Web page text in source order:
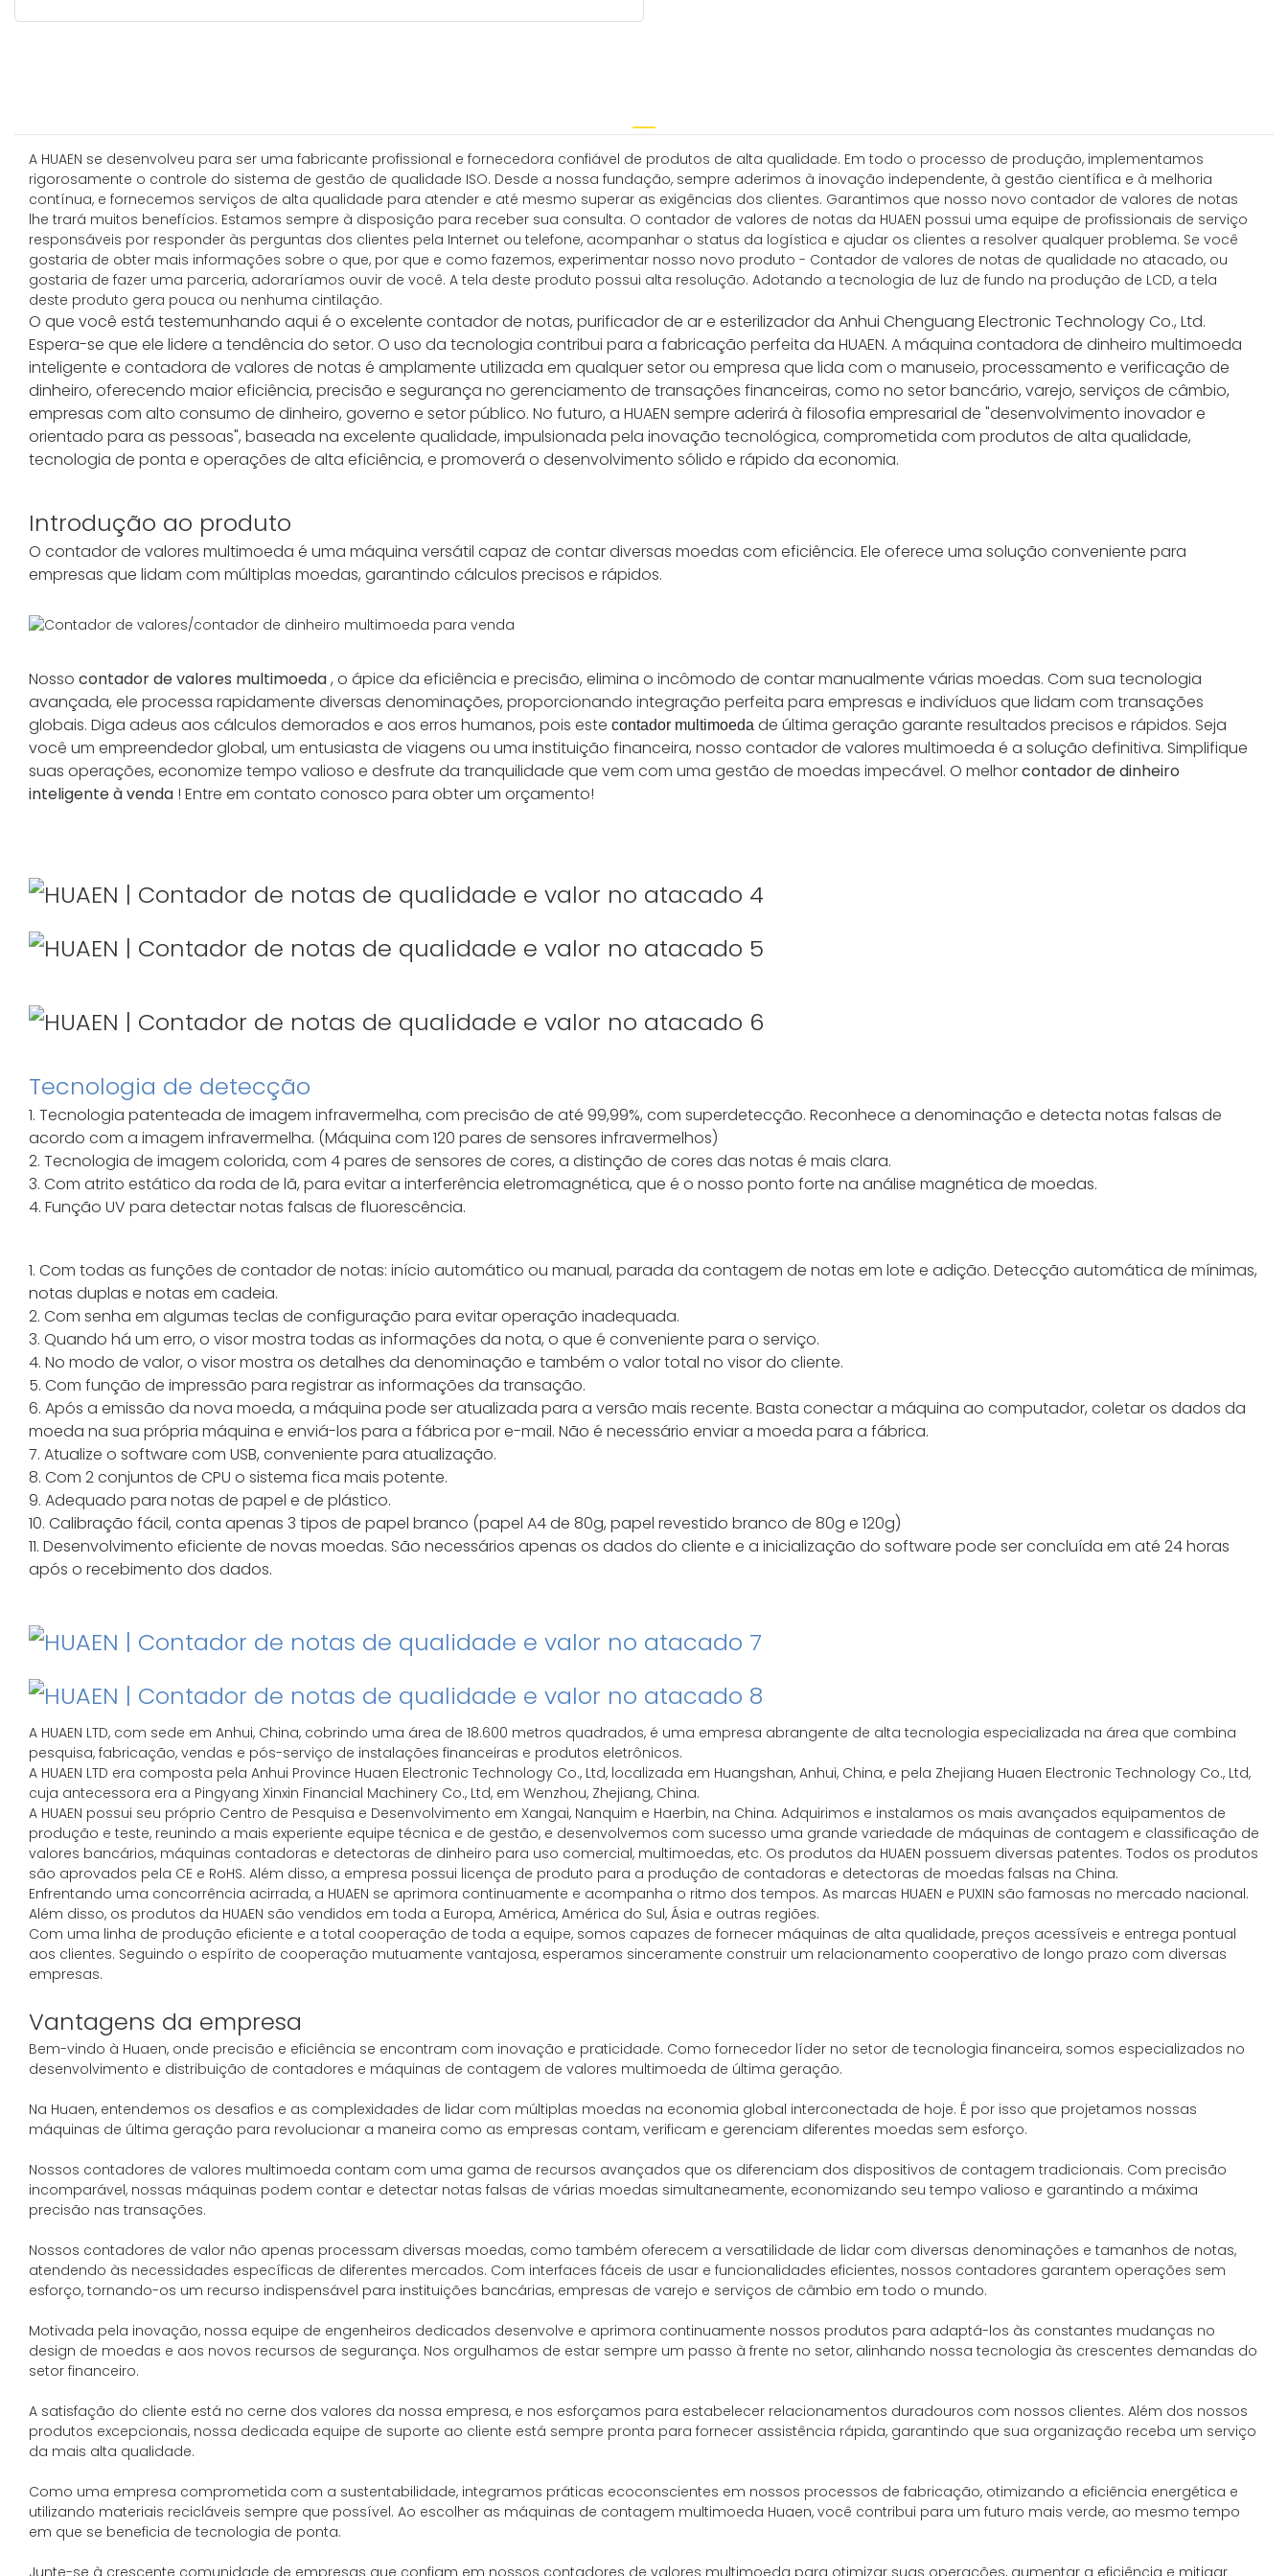
A HUAEN se desenvolveu para ser uma fabricante profissional e fornecedora confiável de produtos de alta qualidade. Em todo o processo de produção, implementamos
rigorosamente o controle do sistema de gestão de qualidade ISO. Desde a nossa fundação, sempre aderimos à inovação independente, à gestão científica e à melhoria
contínua, e fornecemos serviços de alta qualidade para atender e até mesmo superar as exigências dos clientes. Garantimos que nosso novo contador de valores de notas
lhe trará muitos benefícios. Estamos sempre à disposição para receber sua consulta. O contador de valores de notas da HUAEN possui uma equipe de profissionais de serviço
responsáveis ​​por responder às perguntas dos clientes pela Internet ou telefone, acompanhar o status da logística e ajudar os clientes a resolver qualquer problema. Se você
gostaria de obter mais informações sobre o que, por que e como fazemos, experimentar nosso novo produto - Contador de valores de notas de qualidade no atacado, ou
gostaria de fazer uma parceria, adoraríamos ouvir de você. A tela deste produto possui alta resolução. Adotando a tecnologia de luz de fundo na produção de LCD, a tela
deste produto gera pouca ou nenhuma cintilação.
O que você está testemunhando aqui é o excelente contador de notas, purificador de ar e esterilizador da Anhui Chenguang Electronic Technology Co., Ltd.
Espera-se que ele lidere a tendência do setor. O uso da tecnologia contribui para a fabricação perfeita da HUAEN. A máquina contadora de dinheiro multimoeda
inteligente e contadora de valores de notas é amplamente utilizada em qualquer setor ou empresa que lida com o manuseio, processamento e verificação de
dinheiro, oferecendo maior eficiência, precisão e segurança no gerenciamento de transações financeiras, como no setor bancário, varejo, serviços de câmbio,
empresas com alto consumo de dinheiro, governo e setor público. No futuro, a HUAEN sempre aderirá à filosofia empresarial de "desenvolvimento inovador e
orientado para as pessoas", baseada na excelente qualidade, impulsionada pela inovação tecnológica, comprometida com produtos de alta qualidade,
tecnologia de ponta e operações de alta eficiência, e promoverá o desenvolvimento sólido e rápido da economia.
Introdução ao produto
O contador de valores multimoeda é uma máquina versátil capaz de contar diversas moedas com eficiência. Ele oferece uma solução conveniente para
empresas que lidam com múltiplas moedas, garantindo cálculos precisos e rápidos.
Nosso contador de valores multimoeda, o ápice da eficiência e precisão, elimina o incômodo de contar manualmente várias moedas. Com sua tecnologia
avançada, ele processa rapidamente diversas denominações, proporcionando integração perfeita para empresas e indivíduos que lidam com transações
globais. Diga adeus aos cálculos demorados e aos erros humanos, pois este contador multimoeda de última geração garante resultados precisos e rápidos. Seja
você um empreendedor global, um entusiasta de viagens ou uma instituição financeira, nosso contador de valores multimoeda é a solução definitiva. Simplifique
suas operações, economize tempo valioso e desfrute da tranquilidade que vem com uma gestão de moedas impecável. O melhorcontador de dinheiro
inteligente à venda ! Entre em contato conosco para obter um orçamento!
Tecnologia de detecção
1. Tecnologia patenteada de imagem infravermelha, com precisão de até 99,99%, com superdetecção. Reconhece a denominação e detecta notas falsas de
acordo com a imagem infravermelha. (Máquina com 120 pares de sensores infravermelhos)
2. Tecnologia de imagem colorida, com 4 pares de sensores de cores, a distinção de cores das notas é mais clara.
3. Com atrito estático da roda de lã, para evitar a interferência eletromagnética, que é o nosso ponto forte na análise magnética de moedas.
4. Função UV para detectar notas falsas de fluorescência.
1. Com todas as funções de contador de notas: início automático ou manual, parada da contagem de notas em lote e adição. Detecção automática de mínimas,
notas duplas e notas em cadeia.
2. Com senha em algumas teclas de configuração para evitar operação inadequada.
3. Quando há um erro, o visor mostra todas as informações da nota, o que é conveniente para o serviço.
4. No modo de valor, o visor mostra os detalhes da denominação e também o valor total no visor do cliente.
5. Com função de impressão para registrar as informações da transação.
6. Após a emissão da nova moeda, a máquina pode ser atualizada para a versão mais recente. Basta conectar a máquina ao computador, coletar os dados da
moeda na sua própria máquina e enviá-los para a fábrica por e-mail. Não é necessário enviar a moeda para a fábrica.
7. Atualize o software com USB, conveniente para atualização.
8. Com 2 conjuntos de CPU o sistema fica mais potente.
9. Adequado para notas de papel e de plástico.
10. Calibração fácil, conta apenas 3 tipos de papel branco (papel A4 de 80g, papel revestido branco de 80g e 120g)
11. Desenvolvimento eficiente de novas moedas. São necessários apenas os dados do cliente e a inicialização do software pode ser concluída em até 24 horas
após o recebimento dos dados.
A HUAEN LTD, com sede em Anhui, China, cobrindo uma área de 18.600 metros quadrados, é uma empresa abrangente de alta tecnologia especializada na área que combina
pesquisa, fabricação, vendas e pós-serviço de instalações financeiras e produtos eletrônicos.
A HUAEN LTD era composta pela Anhui Province Huaen Electronic Technology Co., Ltd, localizada em Huangshan, Anhui, China, e pela Zhejiang Huaen Electronic Technology Co., Ltd,
cuja antecessora era a Pingyang Xinxin Financial Machinery Co., Ltd, em Wenzhou, Zhejiang, China.
A HUAEN possui seu próprio Centro de Pesquisa e Desenvolvimento em Xangai, Nanquim e Haerbin, na China. Adquirimos e instalamos os mais avançados equipamentos de
produção e teste, reunindo a mais experiente equipe técnica e de gestão, e desenvolvemos com sucesso uma grande variedade de máquinas de contagem e classificação de
valores bancários, máquinas contadoras e detectoras de dinheiro para uso comercial, multimoedas, etc. Os produtos da HUAEN possuem diversas patentes. Todos os produtos
são aprovados pela CE e RoHS. Além disso, a empresa possui licença de produto para a produção de contadoras e detectoras de moedas falsas na China.
Enfrentando uma concorrência acirrada, a HUAEN se aprimora continuamente e acompanha o ritmo dos tempos. As marcas HUAEN e PUXIN são famosas no mercado nacional.
Além disso, os produtos da HUAEN são vendidos em toda a Europa, América, América do Sul, Ásia e outras regiões.
Com uma linha de produção eficiente e a total cooperação de toda a equipe, somos capazes de fornecer máquinas de alta qualidade, preços acessíveis e entrega pontual
aos clientes. Seguindo o espírito de cooperação mutuamente vantajosa, esperamos sinceramente construir um relacionamento cooperativo de longo prazo com diversas
empresas.
Vantagens da empresa
Bem-vindo à Huaen, onde precisão e eficiência se encontram com inovação e praticidade. Como fornecedor líder no setor de tecnologia financeira, somos especializados no
desenvolvimento e distribuição de contadores e máquinas de contagem de valores multimoeda de última geração.
Na Huaen, entendemos os desafios e as complexidades de lidar com múltiplas moedas na economia global interconectada de hoje. É por isso que projetamos nossas
máquinas de última geração para revolucionar a maneira como as empresas contam, verificam e gerenciam diferentes moedas sem esforço.
Nossos contadores de valores multimoeda contam com uma gama de recursos avançados que os diferenciam dos dispositivos de contagem tradicionais. Com precisão
incomparável, nossas máquinas podem contar e detectar notas falsas de várias moedas simultaneamente, economizando seu tempo valioso e garantindo a máxima
precisão nas transações.
Nossos contadores de valor não apenas processam diversas moedas, como também oferecem a versatilidade de lidar com diversas denominações e tamanhos de notas,
atendendo às necessidades específicas de diferentes mercados. Com interfaces fáceis de usar e funcionalidades eficientes, nossos contadores garantem operações sem
esforço, tornando-os um recurso indispensável para instituições bancárias, empresas de varejo e serviços de câmbio em todo o mundo.
Motivada pela inovação, nossa equipe de engenheiros dedicados desenvolve e aprimora continuamente nossos produtos para adaptá-los às constantes mudanças no
design de moedas e aos novos recursos de segurança. Nos orgulhamos de estar sempre um passo à frente no setor, alinhando nossa tecnologia às crescentes demandas do
setor financeiro.
A satisfação do cliente está no cerne dos valores da nossa empresa, e nos esforçamos para estabelecer relacionamentos duradouros com nossos clientes. Além dos nossos
produtos excepcionais, nossa dedicada equipe de suporte ao cliente está sempre pronta para fornecer assistência rápida, garantindo que sua organização receba um serviço
da mais alta qualidade.
Como uma empresa comprometida com a sustentabilidade, integramos práticas ecoconscientes em nossos processos de fabricação, otimizando a eficiência energética e
utilizando materiais recicláveis ​​sempre que possível. Ao escolher as máquinas de contagem multimoeda Huaen, você contribui para um futuro mais verde, ao mesmo tempo
em que se beneficia de tecnologia de ponta.
Junte-se à crescente comunidade de empresas que confiam em nossos contadores de valores multimoeda para otimizar suas operações, aumentar a eficiência e mitigar